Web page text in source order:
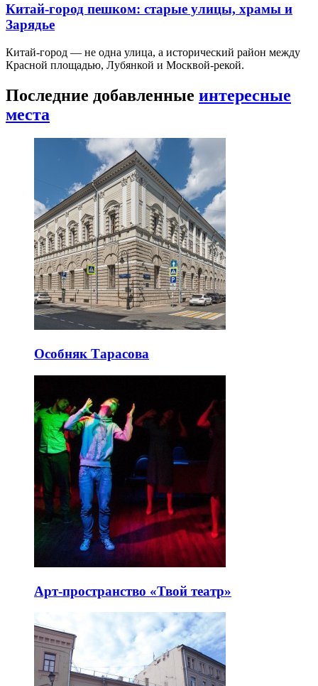
Китай-город пешком: старые улицы, храмы и
Зарядье
Китай-город — не одна улица, а исторический район между
Красной площадью, Лубянкой и Москвой-рекой.
Последние добавленные интересные
места
Особняк Тарасова
Арт-пространство «Твой театр»